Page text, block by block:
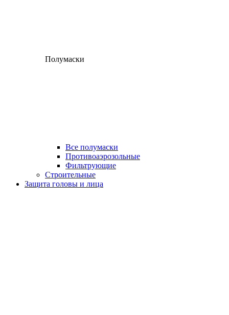
Полумаски
Все полумаски
Противоаэрозольные
Фильтрующие
Строительные
Защита головы и лица